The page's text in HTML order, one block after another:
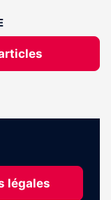
légales